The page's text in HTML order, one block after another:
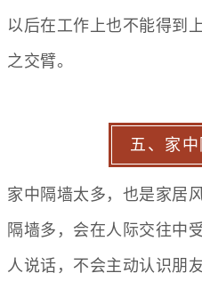
以后在工作上也不能得到
之交臂。
五、家
家中隔墙太多，也是家居
隔墙多，会在人际交往中
人说话，不会主动认识朋